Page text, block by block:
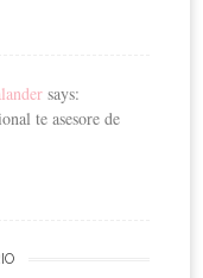
says:
te asesore de